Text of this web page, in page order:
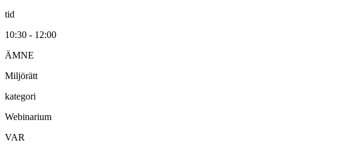
tid
10:30 - 12:00
ÄMNE
Miljörätt
kategori
Webinarium
VAR